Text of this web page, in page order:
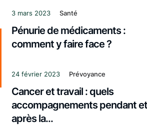
3 mars 2023 Santé
Pénurie de médicaments :
comment y faire face ?
24 février 2023 Prévoyance
Cancer et travail : quels
accompagnements pendant et
après la...